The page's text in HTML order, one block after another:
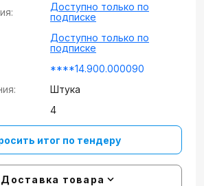
Доступно только по
подписке
Доступно только по
подписке
****14.900.000090
Штука
4
итог по тендеру
Доставка товара